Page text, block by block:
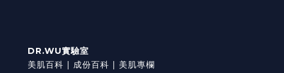
DR.WU實驗室
美肌百科 | 成份百科 | 美肌專欄